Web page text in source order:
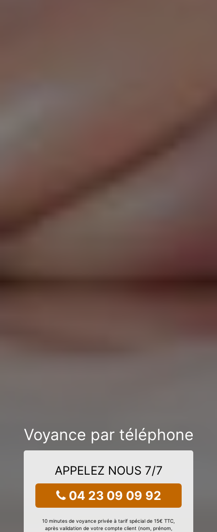
Voyance par téléphone
APPELEZ NOUS 7/7
04 23 09 09 92
10 minutes de voyance privée à tarif spécial de 15€ TTC,
après validation de votre compte client (nom, prénom,